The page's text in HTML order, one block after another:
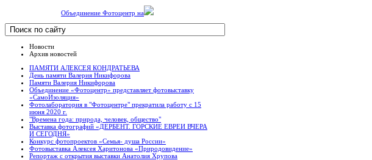
Объединение Фотоцентр на
Новости
Архив новостей
ПАМЯТИ АЛЕКСЕЯ КОНДРАТЬЕВА
День памяти Валерия Никифорова
Памяти Валерия Никифорова
Объединение «Фотоцентр» представляет фотовыставку
«СамоИзоляция»
Фотолаборатория в "Фотоцентре" прекратила работу с 15
июня 2020 г.
"Времена года: природа, человек, общество"
Выставка фотографий «ДЕРБЕНТ. ГОРСКИЕ ЕВРЕИ ВЧЕРА
И СЕГОДНЯ»
Конкурс фотопроектов «Семья- душа России»
Фотовыставка Алексея Харитонова «Природовидение»
Репортаж с открытия выставки Анатолия Хрупова